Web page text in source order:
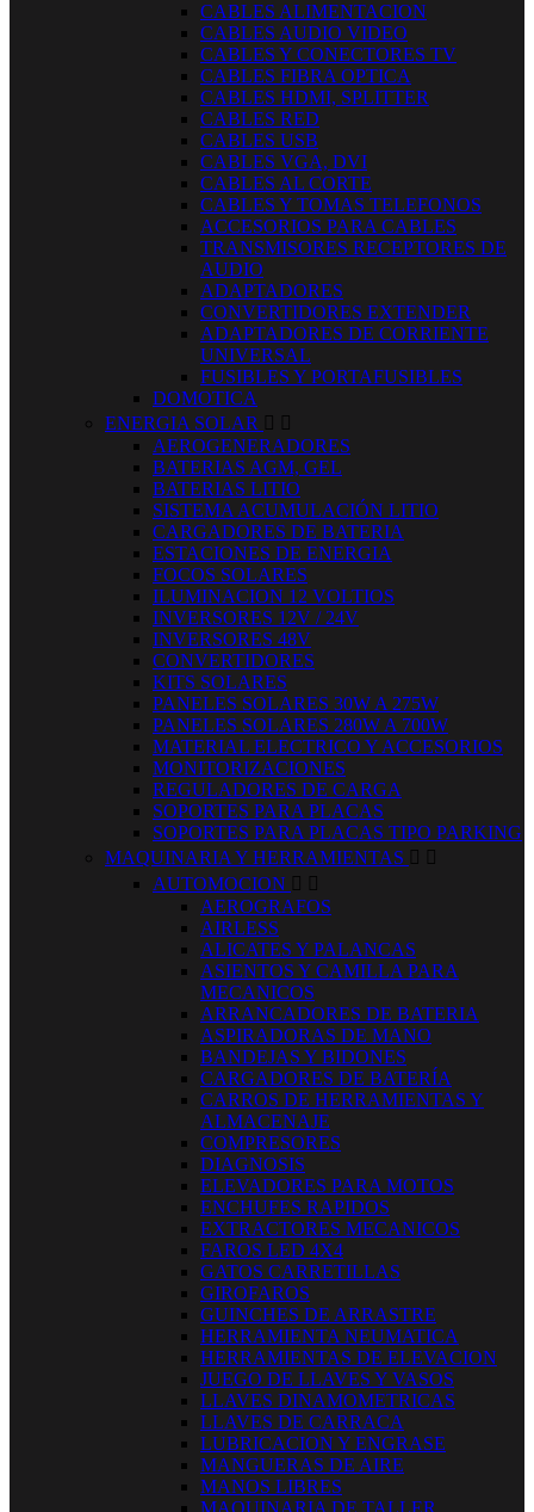
CABLES ALIMENTACION
CABLES AUDIO VIDEO
CABLES Y CONECTORES TV
CABLES FIBRA OPTICA
CABLES HDMI, SPLITTER
CABLES RED
CABLES USB
CABLES VGA, DVI
CABLES AL CORTE
CABLES Y TOMAS TELEFONOS
ACCESORIOS PARA CABLES
TRANSMISORES RECEPTORES DE
AUDIO
ADAPTADORES
CONVERTIDORES EXTENDER
ADAPTADORES DE CORRIENTE
UNIVERSAL
FUSIBLES Y PORTAFUSIBLES
DOMOTICA
ENERGIA SOLAR  
AEROGENERADORES
BATERIAS AGM, GEL
BATERIAS LITIO
SISTEMA ACUMULACIÓN LITIO
CARGADORES DE BATERIA
ESTACIONES DE ENERGIA
FOCOS SOLARES
ILUMINACION 12 VOLTIOS
INVERSORES 12V / 24V
INVERSORES 48V
CONVERTIDORES
KITS SOLARES
PANELES SOLARES 30W A 275W
PANELES SOLARES 280W A 700W
MATERIAL ELECTRICO Y ACCESORIOS
MONITORIZACIONES
REGULADORES DE CARGA
SOPORTES PARA PLACAS
SOPORTES PARA PLACAS TIPO PARKING
MAQUINARIA Y HERRAMIENTAS  
AUTOMOCION  
AEROGRAFOS
AIRLESS
ALICATES Y PALANCAS
ASIENTOS Y CAMILLA PARA
MECANICOS
ARRANCADORES DE BATERIA
ASPIRADORAS DE MANO
BANDEJAS Y BIDONES
CARGADORES DE BATERÍA
CARROS DE HERRAMIENTAS Y
ALMACENAJE
COMPRESORES
DIAGNOSIS
ELEVADORES PARA MOTOS
ENCHUFES RAPIDOS
EXTRACTORES MECANICOS
FAROS LED 4X4
GATOS CARRETILLAS
GIROFAROS
GUINCHES DE ARRASTRE
HERRAMIENTA NEUMATICA
HERRAMIENTAS DE ELEVACION
JUEGO DE LLAVES Y VASOS
LLAVES DINAMOMETRICAS
LLAVES DE CARRACA
LUBRICACION Y ENGRASE
MANGUERAS DE AIRE
MANOS LIBRES
MAQUINARIA DE TALLER